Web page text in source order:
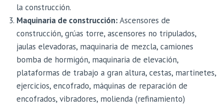
la construcción.
Maquinaria de construcción:Ascensores de
construcción, grúas torre, ascensores no tripulados,
jaulas elevadoras, maquinaria de mezcla, camiones
bomba de hormigón, maquinaria de elevación,
plataformas de trabajo a gran altura, cestas, martinetes,
ejercicios, encofrado, máquinas de reparación de
encofrados, vibradores, molienda (refinamiento)